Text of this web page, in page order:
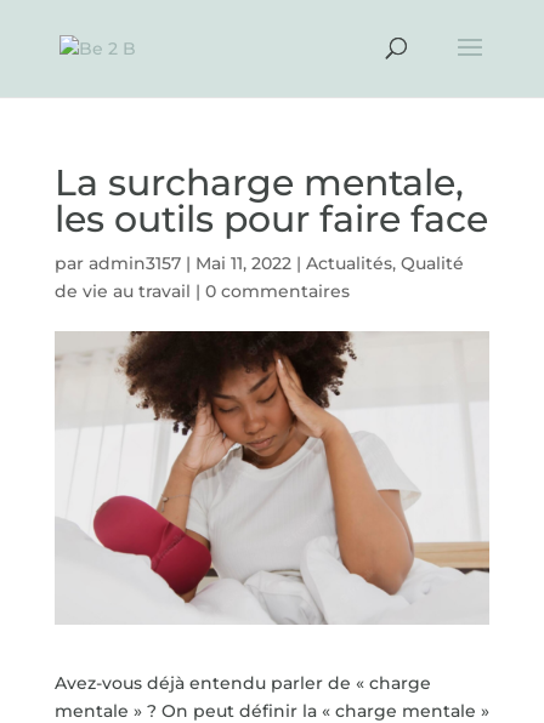
La surcharge mentale,
les outils pour faire face
par admin3157| Mai 11, 2022| Actualités, Qualité
de vie au travail | 0 commentaires
Avez-vous déjà entendu parler de « charge
mentale » ? On peut définir la « charge mentale »